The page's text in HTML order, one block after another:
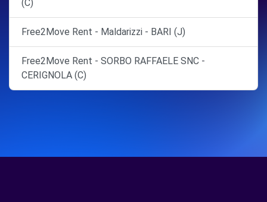
(C)
Free2Move Rent - Maldarizzi - BARI (J)
Free2Move Rent - SORBO RAFFAELE SNC -
CERIGNOLA (C)